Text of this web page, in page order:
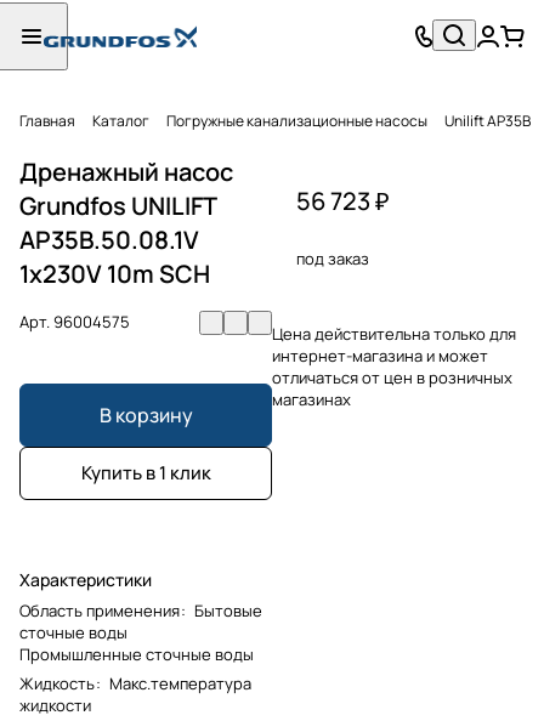
Главная Каталог Погружные канализационные насосы Unilift AP35B
Дренажный насос
Grundfos UNILIFT
AP35B.50.08.1V
1x230V 10m SCH
Арт.96004575
В корзину
Купить в 1 клик
Характеристики
Область применения: Бытовые
сточные воды
Промышленные сточные воды
Жидкость: Макс.температура
жидкости
56 723 ₽
под заказ
Цена действительна только для
интернет-магазина и может
отличаться от цен в розничных
магазинах